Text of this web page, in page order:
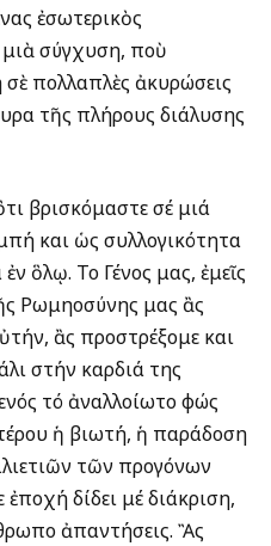
ἐσωτερικὸς
σύγχυση, ποὺ
πολλαπλὲς ἀκυρώσεις
τῆς πλήρους διάλυσης
βρισκόμαστε σέ μιά
και ὡς συλλογικότητα
ὃλῳ. Το Γένος μας, ἐμεῖς
Ρωμηοσύνης μας ἂς
ἂς προστρέξομε και
στήν καρδιά της
τό ἀναλλοίωτο φώς
ἡ βιωτή, ἡ παράδοση
τῶν προγόνων
δίδει μέ διάκριση,
ἀπαντήσεις. Ἂς